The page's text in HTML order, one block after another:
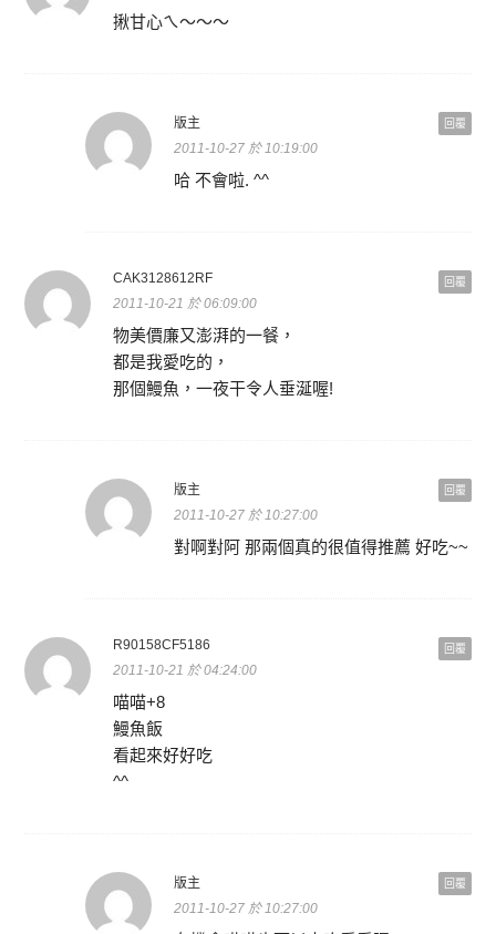
揪甘心ㄟ～～～
回覆
版主
2011-10-27 於 10:19:00
哈 不會啦. ^^
回覆
CAK3128612RF
2011-10-21 於 06:09:00
物美價廉又澎湃的一餐，
都是我愛吃的，
那個鰻魚，一夜干令人垂涎喔!
回覆
版主
2011-10-27 於 10:27:00
對啊對阿 那兩個真的很值得推薦 好吃~~
回覆
R90158CF5186
2011-10-21 於 04:24:00
喵喵+8
鰻魚飯
看起來好好吃
^^
回覆
版主
2011-10-27 於 10:27:00